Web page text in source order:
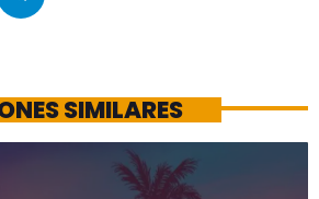
SIMILARES